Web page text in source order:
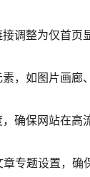
调整为仅首页
，如图片画廊
确保网站在高
专题设置，确